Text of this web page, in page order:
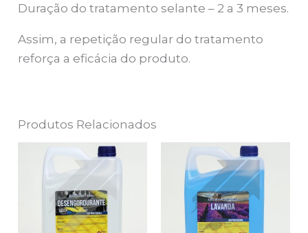
Duração do tratamento selante – 2 a 3 meses.
Assim, a repetição regular do tratamento
reforça a eficácia do produto.
Produtos Relacionados